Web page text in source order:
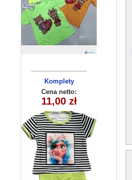
Komplety
dziecięce (1-4
) 4szt
Cena netto:
11,00 zł
Bluzka
dziewczęca
270625-1(6-16)
6szt
Cena netto:
18,00 zł